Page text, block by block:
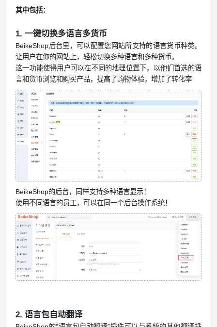
其中包括：
1. 一键切换多语言多货币
BeikeShop后台里，可以配置您网站所支持的语言货币种类。
让用户在你的网站上，轻松切换多种语言和多种货币。
这一功能使得用户可以在不同的地理位置下，以他们首选的语
言和货币浏览和购买产品，提高了购物体验，增加了转化率
BeikeShop的后台，同样支持多种语言显示！
使用不同语言的员工，可以在同一个后台操作系统！
2. 语言包自动翻译